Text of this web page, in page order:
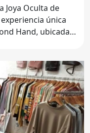
Joya Oculta de
Hand, ubicada